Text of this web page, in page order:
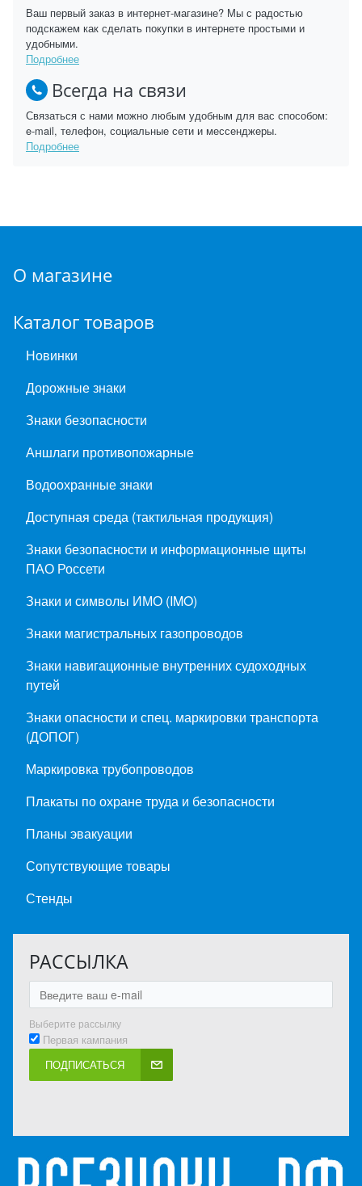
Ваш первый заказ в интернет-магазине? Мы с радостью
подскажем как сделать покупки в интернете простыми и
удобными.
Подробнее
Всегда на связи
Связаться с нами можно любым удобным для вас способом:
e-mail, телефон, социальные сети и мессенджеры.
Подробнее
О магазине
Каталог товаров
Новинки
Дорожные знаки
Знаки безопасности
Аншлаги противопожарные
Водоохранные знаки
Доступная среда (тактильная продукция)
Знаки безопасности и информационные щиты
ПАО Россети
Знаки и символы ИМО (IMO)
Знаки магистральных газопроводов
Знаки навигационные внутренних судоходных
путей
Знаки опасности и спец. маркировки транспорта
(ДОПОГ)
Маркировка трубопроводов
Плакаты по охране труда и безопасности
Планы эвакуации
Сопутствующие товары
Стенды
РАССЫЛКА
Выберите рассылку
Первая кампания
ПОДПИСАТЬСЯ